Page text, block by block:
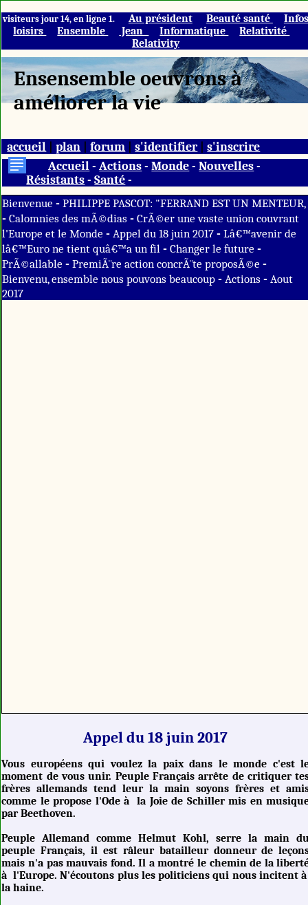
visiteurs jour 14, en ligne 1. Au président Beauté santé
Infos
loisirs
Ensemble Jean Informatique
Relativité
Relativity
Ensensemble oeuvrons à
améliorer la vie
accueil |plan |forum |s'identifier |s'inscrire
Accueil -Actions -Monde -Nouvelles -
Résistants -Santé -
Bienvenue-PHILIPPE PASCOT: "FERRAND EST UN MENTEUR,
-Calomnies des mÃ©dias-CrÃ©er une vaste union couvrant
l'Europe et le Monde-Appel du 18 juin 2017-Lâ€™avenir de
lâ€™Euro ne tient quâ€™a un fil-Changer le future-
PrÃ©allable-PremiÃ¨re action concrÃ¨te proposÃ©e-
Bienvenu, ensemble nous pouvons beaucoup-Actions-Aout
2017
Appel du 18 juin 2017
Vous européens qui voulez la paix dans le monde c'est
moment de vous unir. Peuple Français arrête de critiquer
frères allemands tend leur la main soyons frères et
comme le propose l'Ode à la Joie de Schiller mis en
par Beethoven.
Peuple Allemand comme Helmut Kohl, serre la main
peuple Français, il est râleur batailleur donneur de
mais n'a pas mauvais fond. Il a montré le chemin de la
à l'Europe. N'écoutons plus les politiciens qui nous incitent
la haine.